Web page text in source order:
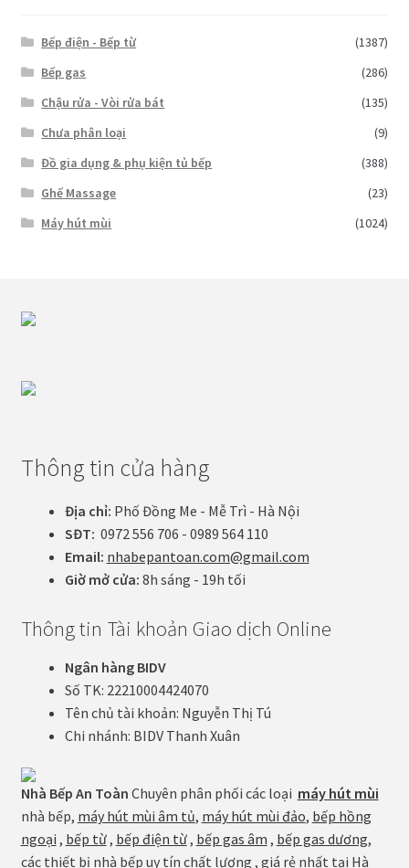
Bếp điện - Bếp từ
(1387)
Bếp gas
(286)
Chậu rửa - Vòi rửa bát
(135)
Chưa phân loại
(9)
Đồ gia dụng & phụ kiện tủ bếp
(388)
Ghế Massage
(23)
Máy hút mùi
(1024)
Thông tin cửa hàng
Địa chỉ: Phố Đồng Me - Mễ Trì - Hà Nội
SĐT: 0972 556 706 - 0989 564 110
Email: nhabepantoan.com@gmail.com
Giờ mở cửa: 8h sáng - 19h tối
Thông tin Tài khoản Giao dịch Online
Ngân hàng BIDV
Số TK: 22210004424070
Tên chủ tài khoản: Nguyễn Thị Tú
Chi nhánh: BIDV Thanh Xuân
Nhà Bếp An Toàn Chuyên phân phối các loại máy hút mùi
nhà bếp, máy hút mùi âm tủ, máy hút mùi đảo, bếp hồng
ngoại , bếp từ, bếp điện từ, bếp gas âm , bếp gas dương,
các thiết bị nhà bếp uy tín chất lượng , giá rẻ nhất tại Hà